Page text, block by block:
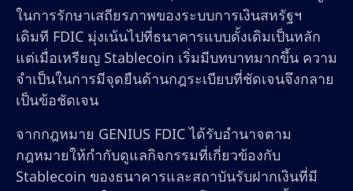
ในการรักษาเสถียรภาพของระบบการเงินสหรัฐฯ
เดิมที FDIC มุ่งเน้นไปที่ธนาคารแบบดั้งเดิมเป็นหลัก
แต่เมื่อเหรียญ Stablecoin เริ่มมีบทบาทมากขึ้น ความ
จำเป็นในการมีจุดยืนด้านกฎระเบียบที่ชัดเจนจึงกลาย
เป็นข้อชัดเจน
จากกฎหมาย GENIUS FDIC ได้รับอำนาจตาม
กฎหมายให้กำกับดูแลกิจกรรมที่เกี่ยวข้องกับ
Stablecoin ของธนาคารและสถาบันรับฝากเงินที่มี